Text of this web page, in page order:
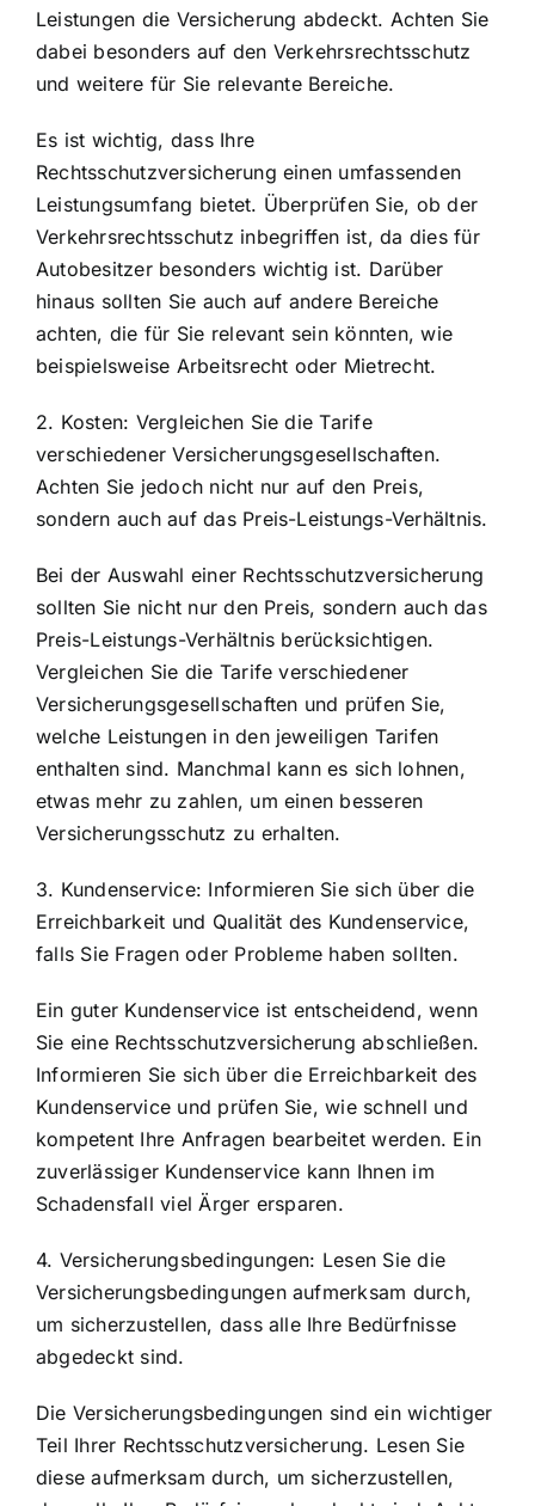
Leistungen die Versicherung abdeckt. Achten Sie
dabei besonders auf den Verkehrsrechtsschutz
und weitere für Sie relevante Bereiche.
Es ist wichtig, dass Ihre
Rechtsschutzversicherung einen umfassenden
Leistungsumfang bietet. Überprüfen Sie, ob der
Verkehrsrechtsschutz inbegriffen ist, da dies für
Autobesitzer besonders wichtig ist. Darüber
hinaus sollten Sie auch auf andere Bereiche
achten, die für Sie relevant sein könnten, wie
beispielsweise Arbeitsrecht oder Mietrecht.
2. Kosten: Vergleichen Sie die Tarife
verschiedener Versicherungsgesellschaften.
Achten Sie jedoch nicht nur auf den Preis,
sondern auch auf das Preis-Leistungs-Verhältnis.
Bei der Auswahl einer Rechtsschutzversicherung
sollten Sie nicht nur den Preis, sondern auch das
Preis-Leistungs-Verhältnis berücksichtigen.
Vergleichen Sie die Tarife verschiedener
Versicherungsgesellschaften und prüfen Sie,
welche Leistungen in den jeweiligen Tarifen
enthalten sind. Manchmal kann es sich lohnen,
etwas mehr zu zahlen, um einen besseren
Versicherungsschutz zu erhalten.
3. Kundenservice: Informieren Sie sich über die
Erreichbarkeit und Qualität des Kundenservice,
falls Sie Fragen oder Probleme haben sollten.
Ein guter Kundenservice ist entscheidend, wenn
Sie eine Rechtsschutzversicherung abschließen.
Informieren Sie sich über die Erreichbarkeit des
Kundenservice und prüfen Sie, wie schnell und
kompetent Ihre Anfragen bearbeitet werden. Ein
zuverlässiger Kundenservice kann Ihnen im
Schadensfall viel Ärger ersparen.
4. Versicherungsbedingungen: Lesen Sie die
Versicherungsbedingungen aufmerksam durch,
um sicherzustellen, dass alle Ihre Bedürfnisse
abgedeckt sind.
Die Versicherungsbedingungen sind ein wichtiger
Teil Ihrer Rechtsschutzversicherung. Lesen Sie
diese aufmerksam durch, um sicherzustellen,